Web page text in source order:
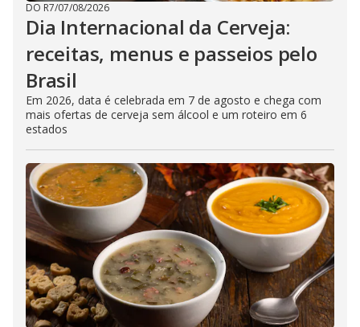
DO R7/07/08/2026
Dia Internacional da Cerveja:
receitas, menus e passeios pelo
Brasil
Em 2026, data é celebrada em 7 de agosto e chega com
mais ofertas de cerveja sem álcool e um roteiro em 6
estados